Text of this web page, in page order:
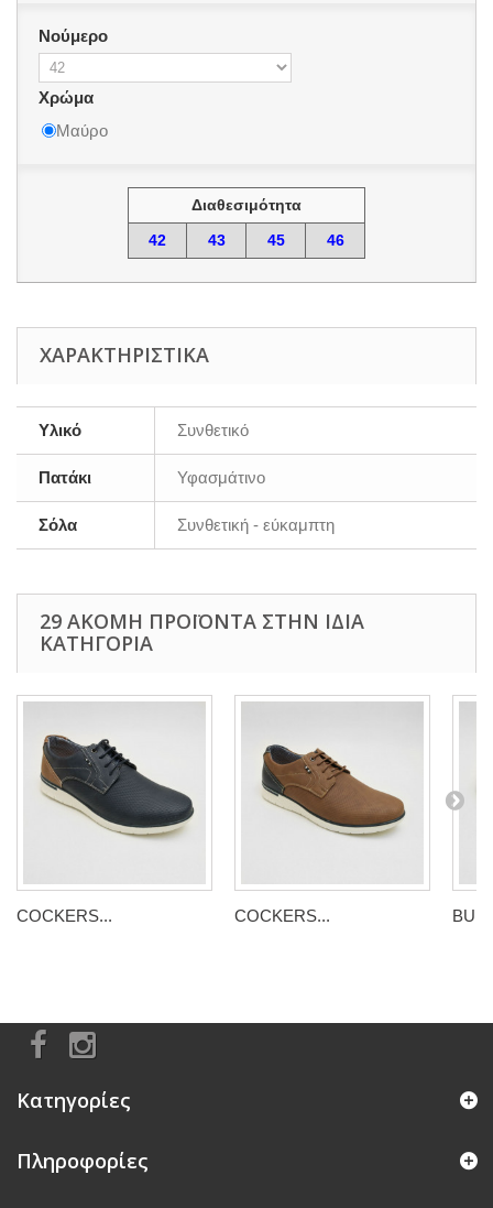
Νούμερο
Χρώμα
Μαύρο
Διαθεσιμότητα
42
43 45 46
ΧΑΡΑΚΤΗΡΙΣΤΙΚΆ
Υλικό Συνθετικό
Πατάκι Υφασμάτινο
Σόλα Συνθετική - εύκαμπτη
29 ΑΚΌΜΗ ΠΡΟΪΌΝΤΑ ΣΤΗΝ ΊΔΙΑ
ΚΑΤΗΓΟΡΊΑ
COCKERS... COCKERS...
Κατηγορίες
Πληροφορίες